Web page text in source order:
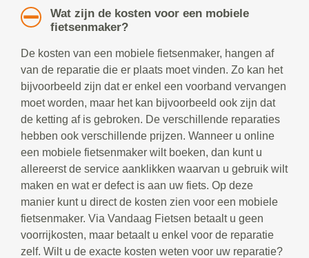
Wat zijn de kosten voor een mobiele
fietsenmaker?
De kosten van een mobiele fietsenmaker, hangen af
van de reparatie die er plaats moet vinden. Zo kan het
bijvoorbeeld zijn dat er enkel een voorband vervangen
moet worden, maar het kan bijvoorbeeld ook zijn dat
de ketting af is gebroken. De verschillende reparaties
hebben ook verschillende prijzen. Wanneer u online
een mobiele fietsenmaker wilt boeken, dan kunt u
allereerst de service aanklikken waarvan u gebruik wilt
maken en wat er defect is aan uw fiets. Op deze
manier kunt u direct de kosten zien voor een mobiele
fietsenmaker. Via Vandaag Fietsen betaalt u geen
voorrijkosten, maar betaalt u enkel voor de reparatie
zelf. Wilt u de exacte kosten weten voor uw reparatie?